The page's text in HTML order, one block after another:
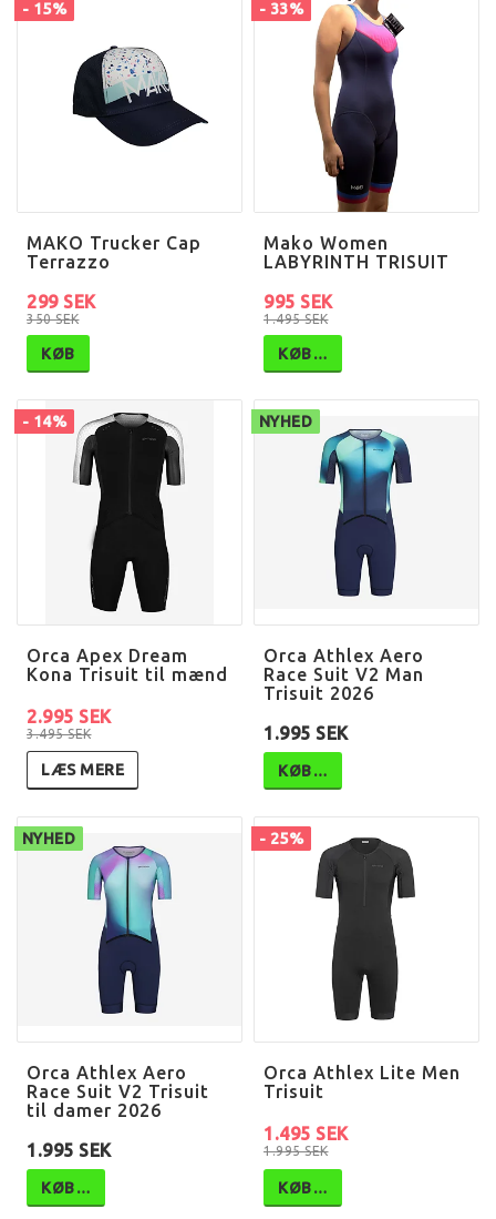
- 15%
MAKO Trucker Cap
Terrazzo
350 SEK
299 SEK
KØB
- 33%
Mako Women
LABYRINTH TRISUIT
1.495 SEK
995 SEK
KØB…
- 14%
Orca Apex Dream
Kona Trisuit til mænd
3.495 SEK
2.995 SEK
LÆS MERE
NYHED
Orca Athlex Aero
Race Suit V2 Man
Trisuit 2026
1.995 SEK
KØB…
NYHED
Orca Athlex Aero
Race Suit V2 Trisuit
til damer 2026
1.995 SEK
KØB…
- 25%
Orca Athlex Lite Men
Trisuit
1.995 SEK
1.495 SEK
KØB…